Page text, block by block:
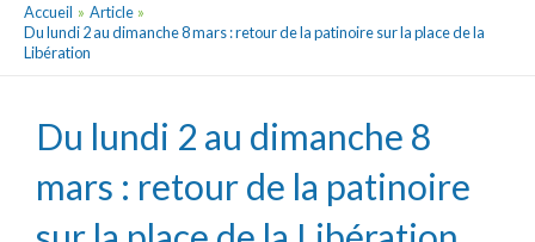
Accueil
Article
Du lundi 2 au dimanche 8 mars : retour de la patinoire sur la place de la
Libération
Du lundi 2 au dimanche 8
mars : retour de la patinoire